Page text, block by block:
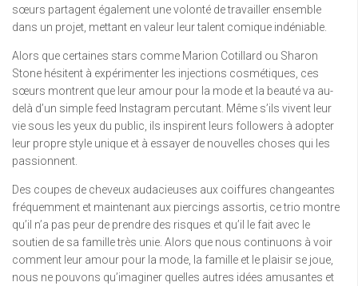
sœurs partagent également une volonté de travailler ensemble
dans un projet, mettant en valeur leur talent comique indéniable.
Alors que certaines stars comme Marion Cotillard ou Sharon
Stone hésitent à expérimenter les injections cosmétiques, ces
sœurs montrent que leur amour pour la mode et la beauté va au-
delà d’un simple feed Instagram percutant. Même s’ils vivent leur
vie sous les yeux du public, ils inspirent leurs followers à adopter
leur propre style unique et à essayer de nouvelles choses qui les
passionnent.
Des coupes de cheveux audacieuses aux coiffures changeantes
fréquemment et maintenant aux piercings assortis, ce trio montre
qu’il n’a pas peur de prendre des risques et qu’il le fait avec le
soutien de sa famille très unie. Alors que nous continuons à voir
comment leur amour pour la mode, la famille et le plaisir se joue,
nous ne pouvons qu’imaginer quelles autres idées amusantes et